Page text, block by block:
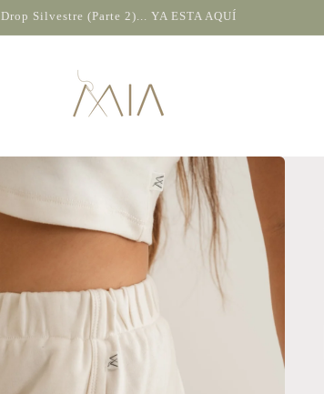
Drop Silvestre (Parte 2)... YA ESTA AQUÍ